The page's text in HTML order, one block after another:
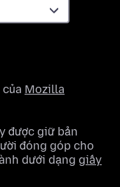
Mozilla
được giữ bản
đóng góp cho
dưới dạng giấy